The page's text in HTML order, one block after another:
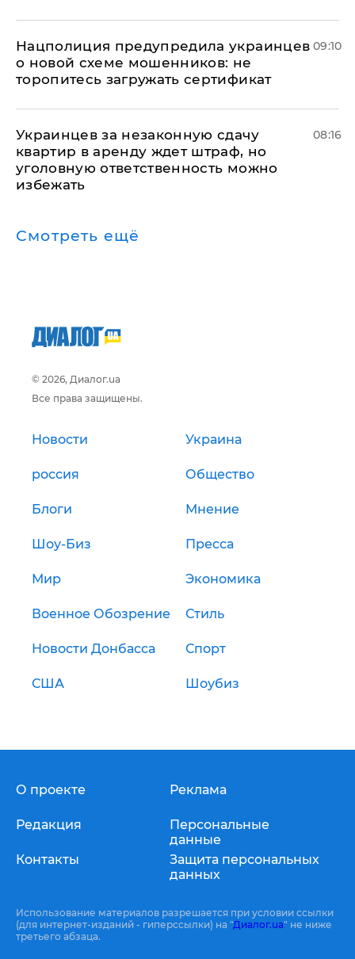
Нацполиция предупредила украинцев
о новой схеме мошенников: не
торопитесь загружать сертификат
09:10
Украинцев за незаконную сдачу
квартир в аренду ждет штраф, но
уголовную ответственность можно
избежать
08:16
Смотреть ещё
© 2026, Диалог.ua
Все права защищены.
Новости Украина
россия Общество
Блоги Мнение
Шоу-Биз Пресса
Мир Экономика
Военное Обозрение Стиль
Новости Донбасса Спорт
США Шоубиз
О проекте
Редакция
Контакты
Реклама
Персональные
данные
Защита персональных
данных
Использование материалов разрешается при условии ссылки
(для интернет-изданий - гиперссылки) на "Диалог.ua" не ниже
третьего абзаца.